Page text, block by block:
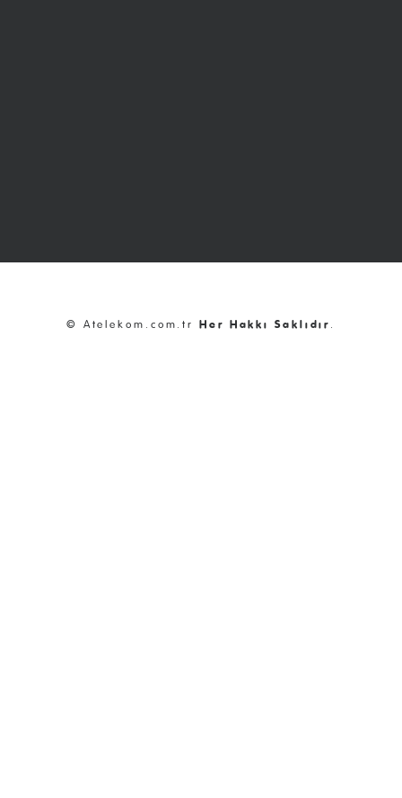
© Atelekom.com.trHer Hakkı Saklıdır .